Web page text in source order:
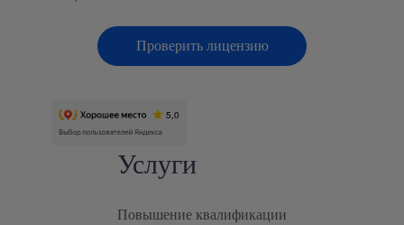
Проверить лицензию
Услуги
Повышение квалификации